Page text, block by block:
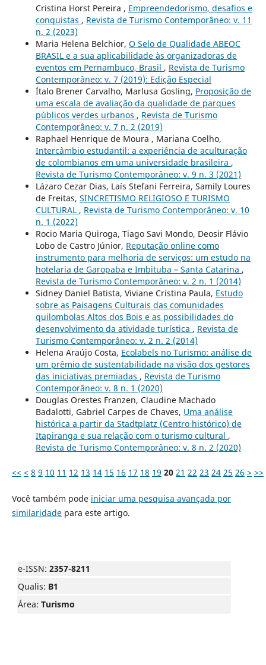
Cristina Horst Pereira , Empreendedorismo, desafios e
conquistas , Revista de Turismo Contemporâneo: v. 11
n. 2 (2023)
Maria Helena Belchior, O Selo de Qualidade ABEOC
BRASIL e a sua aplicabilidade às organizadoras de
eventos em Pernambuco, Brasil , Revista de Turismo
Contemporâneo: v. 7 (2019): Edição Especial
Ítalo Brener Carvalho, Marlusa Gosling, Proposição de
uma escala de avaliação da qualidade de parques
públicos verdes urbanos , Revista de Turismo
Contemporâneo: v. 7 n. 2 (2019)
Raphael Henrique de Moura , Mariana Coelho,
Intercâmbio estudantil: a experiência de aculturação
de colombianos em uma universidade brasileira ,
Revista de Turismo Contemporâneo: v. 9 n. 3 (2021)
Lázaro Cezar Dias, Laís Stefani Ferreira, Samily Loures
de Freitas, SINCRETISMO RELIGIOSO E TURISMO
CULTURAL , Revista de Turismo Contemporâneo: v. 10
n. 1 (2022)
Rocio Maria Quiroga, Tiago Savi Mondo, Deosir Flávio
Lobo de Castro Júnior, Reputação online como
instrumento para melhoria de serviços: um estudo na
hotelaria de Garopaba e Imbituba – Santa Catarina ,
Revista de Turismo Contemporâneo: v. 2 n. 1 (2014)
Sidney Daniel Batista, Viviane Cristina Paula, Estudo
sobre as Paisagens Culturais das comunidades
quilombolas Altos dos Bois e as possibilidades do
desenvolvimento da atividade turística , Revista de
Turismo Contemporâneo: v. 2 n. 2 (2014)
Helena Araújo Costa, Ecolabels no Turismo: análise de
um prêmio de sustentabilidade na visão dos gestores
das iniciativas premiadas , Revista de Turismo
Contemporâneo: v. 8 n. 1 (2020)
Douglas Orestes Franzen, Claudine Machado
Badalotti, Gabriel Carpes de Chaves, Uma análise
histórica a partir da Stadtplatz (Centro histórico) de
Itapiranga e sua relação com o turismo cultural ,
Revista de Turismo Contemporâneo: v. 8 n. 2 (2020)
<< < 8 9 10 11 12 13 14 15 16 17 18 19 20 21 22 23 24 25 26 > >>
Você também pode iniciar uma pesquisa avançada por
similaridadepara este artigo.
e-ISSN: 2357-8211
Qualis: B1
Área: Turismo